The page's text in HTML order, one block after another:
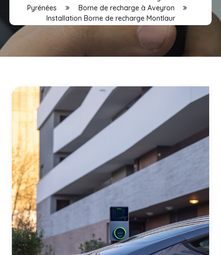
Pyrénées
Borne de recharge à Aveyron
Installation Borne de recharge Montlaur